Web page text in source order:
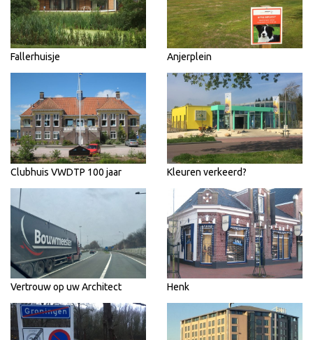
Fallerhuisje Anjerplein
Clubhuis VWDTP 100 jaar Kleuren verkeerd?
Vertrouw op uw Architect Henk